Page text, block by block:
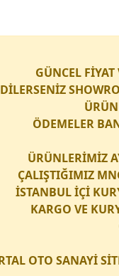
GÜNCEL
DİLERSENİZ
ÖDEMELER
ÜRÜNLERİMİZ
ÇALIŞTIĞIMIZ
İSTANBUL İÇİ
KARGO VE
OTO SANAYİ